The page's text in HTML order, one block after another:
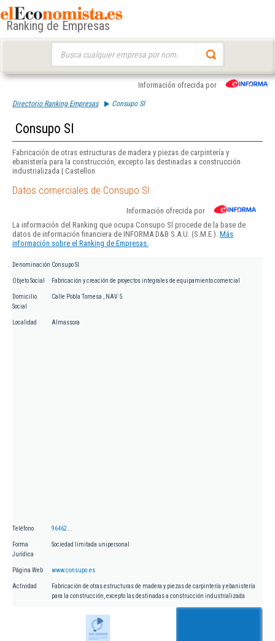
Ranking de Empresas
Información ofrecida por
Directorio Ranking Empresas Consupo Sl
Consupo Sl
Fabricación de otras estructuras de madera y piezas de carpintería y
ebanistería para la construcción, excepto las destinadas a construcción
industrializada | Castellon
Datos comerciales de Consupo Sl
Información ofrecida por
La información del Ranking que ocupa Consupo Sl procede de la base de
datos de información financiera de INFORMA D&B S.A.U. (S.M.E.). Más
información sobre el Ranking de Empresas.
Denominación Consupo Sl
Objeto Social Fabricación y creación de proyectos integrales de equipamiento comercial
Domicilio
Social
Calle Pobla Tornesa , NAV 5
Localidad Almassora
Teléfono 96462...
Forma
Jurídica
Sociedad limitada unipersonal
Página Web www.consupo.es
Actividad
Fabricación de otras estructuras de madera y piezas de carpintería y ebanistería
para la construcción, excepto las destinadas a construcción industrializada